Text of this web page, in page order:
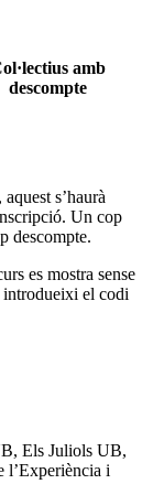
amb
descompte
s’haurà
Un cop
descompte.
es mostra sense
introdueixi el codi
Els Juliols UB,
l’Experiència i